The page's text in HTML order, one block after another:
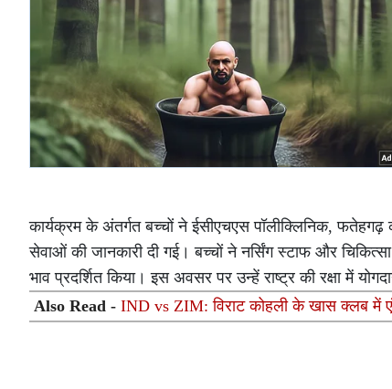
कार्यक्रम के अंतर्गत बच्चों ने ईसीएचएस पॉलीक्लिनिक, फतेहगढ़
सेवाओं की जानकारी दी गई। बच्चों ने नर्सिंग स्टाफ और
भाव प्रदर्शित किया। इस अवसर पर उन्हें राष्ट्र की रक्षा में
Also Read - IND vs ZIM: विराट कोहली के खास क्लब में